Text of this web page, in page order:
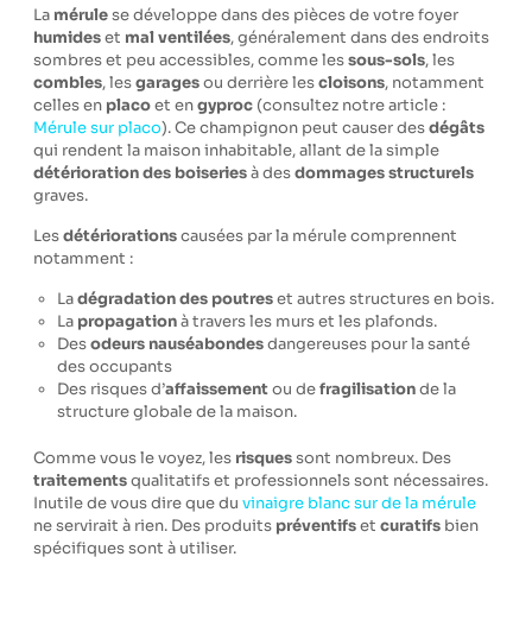
La mérulese développe dans des pièces de votre foyer
humideset mal ventilées, généralement dans des endroits
sombres et peu accessibles, comme lessous-sols, les
combles, lesgaragesou derrière lescloisons, notamment
celles en placoet engyproc (consultez notre article :
Mérule sur placo). Ce champignon peut causer desdégâts
qui rendent la maison inhabitable, allant de la simple
détérioration des boiseriesà desdommages structurels
graves.
Lesdétériorationscausées par la mérule comprennent
notamment :
Ladégradation des poutreset autres structures en bois.
La propagationà travers les murs et les plafonds.
Desodeurs nauséabondesdangereuses pour la santé
des occupants
Des risques d’affaissementou defragilisationde la
structure globale de la maison.
Comme vous le voyez, les risquessont nombreux. Des
traitementsqualitatifs et professionnels sont nécessaires.
Inutile de vous dire que duvinaigre blanc sur de la mérule
ne servirait à rien. Des produits préventifsetcuratifs bien
spécifiques sont à utiliser.